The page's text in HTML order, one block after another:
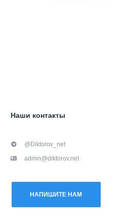
Наши контакты
@Diktorov_net
admin@diktorov.net
НАПИШИТЕ НАМ